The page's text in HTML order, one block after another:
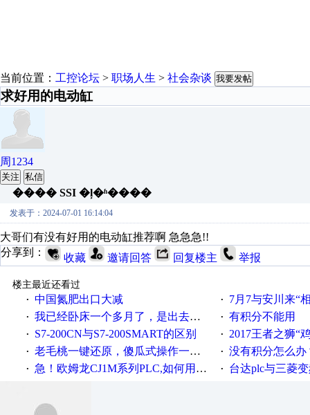
当前位置： 工控论坛 > 职场人生 > 社会杂谈 我要发帖
求好用的电动缸
周1234
关注 私信
���� SSI �ļ�ʱ����
发表于：2024-07-01 16:14:04
大哥们有没有好用的电动缸推荐啊 急急急!!
分享到：
收藏 邀请回答 回复楼主 举报
楼主最近还看过
· 中国氮肥出口大减 · 7月7与安川来“
· 我已经卧床一个多月了，是出去安装机械手在高速遭遇车祸所致:大家工作都要特别注意啊 · 有积分不能用
· S7-200CN与S7-200SMART的区别 · 2017王者之狮“鸡”情签到
· 老毛桃一键还原，傻瓜式操作一键轻松备份还原；程序为向导式安装，一键即可实现自动备份或还原系统。 · 没有积分怎么办
· 急！欧姆龙CJ1M系列PLC,如何用时间控制变频器。要求时间在组态王中可以自由输入！拜托各位大神了！ · 台达plc与三菱